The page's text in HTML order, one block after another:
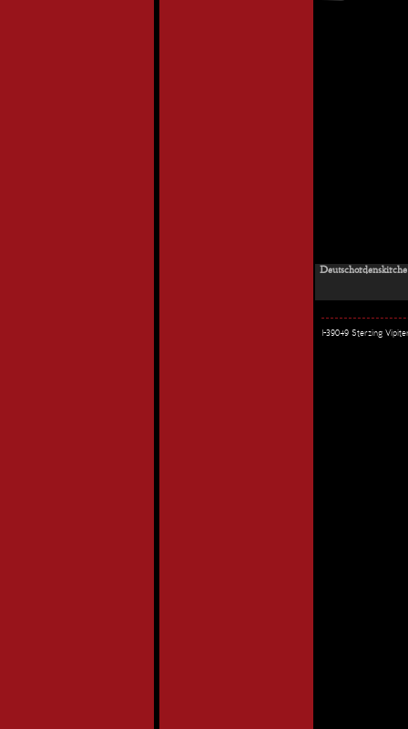
I-39049 Sterzing